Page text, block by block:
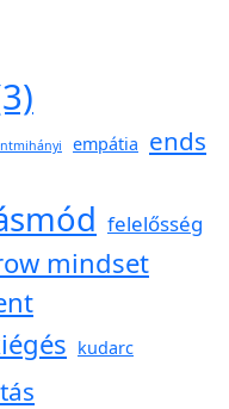
empátia ends
felelősség
mindset
kudarc